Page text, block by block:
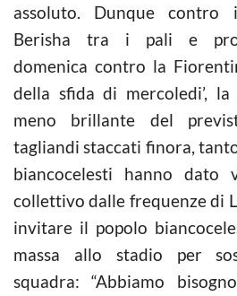
assoluto. Dunque contro
Berisha tra i pali e
domenica contro la
della sfida di mercoledi’, la
meno brillante del
tagliandi staccati finora,
biancocelesti hanno dato
collettivo dalle frequenze di
invitare il popolo
massa allo stadio per
squadra: “Abbiamo